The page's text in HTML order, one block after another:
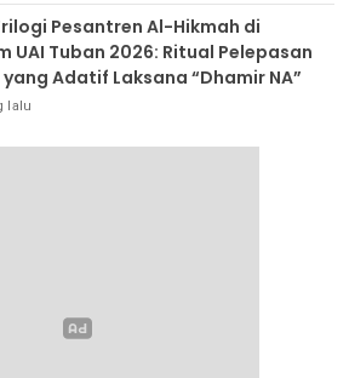
Pesantren Al-Hikmah di
UAI Tuban 2026: Ritual Pelepasan
yang Adatif Laksana “Dhamir NA”
lalu